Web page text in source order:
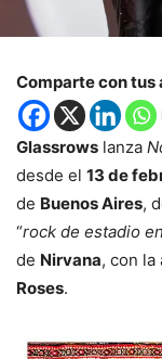
Comparte con tus
Glassrows lanza
desde el 13 de
de Buenos Aires,
“rock de estadio
de Nirvana, con la
Roses.